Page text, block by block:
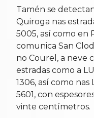
Tamén se
Quiroga nas
5005, así como en
comunica San
no Courel, a neve
estradas como a
1306, así como nas
5601, con
vinte centímetros.